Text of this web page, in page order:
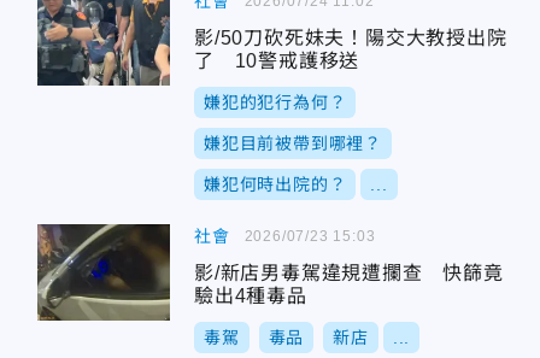
影/50刀砍死妹夫！陽交大教授出院
了 10警戒護移送
嫌犯的犯行為何？
嫌犯目前被帶到哪裡？
嫌犯何時出院的？
社會
影/新店男毒駕違規遭攔查 快篩竟
驗出4種毒品
毒駕 毒品 新店
2026/07/23 15:03